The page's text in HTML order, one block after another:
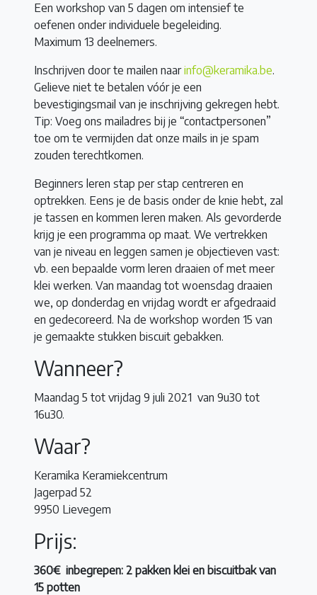
Een workshop van 5 dagen om intensief te
oefenen onder individuele begeleiding.
Maximum 13 deelnemers.
Inschrijven door te mailen naarinfo@keramika.be.
Gelieve niet te betalen vóór je een
bevestigingsmail van je inschrijving gekregen hebt.
Tip: Voeg ons mailadres bij je “contactpersonen”
toe om te vermijden dat onze mails in je spam
zouden terechtkomen.
Beginners leren stap per stap centreren en
optrekken. Eens je de basis onder de knie hebt, zal
je tassen en kommen leren maken. Als gevorderde
krijg je een programma op maat. We vertrekken
van je niveau en leggen samen je objectieven vast:
vb. een bepaalde vorm leren draaien of met meer
klei werken. Van maandag tot woensdag draaien
we, op donderdag en vrijdag wordt er afgedraaid
en gedecoreerd. Na de workshop worden 15 van
je gemaakte stukken biscuit gebakken.
Wanneer?
Maandag 5 tot vrijdag 9 juli 2021 van 9u30 tot
16u30.
Waar?
Keramika Keramiekcentrum
Jagerpad 52
9950 Lievegem
Prijs:
360€ inbegrepen: 2 pakken klei en biscuitbak van
15 potten